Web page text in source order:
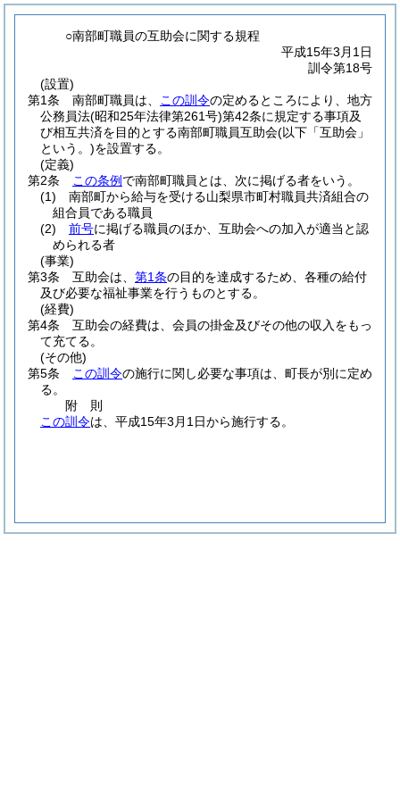
○南部町職員の互助会に関する規程
平成15年3月1日
訓令第18号
(設置)
第1条
南部町職員は、 この訓令の定めるところにより、地方
公務員法(昭和25年法律第261号)第42条に規定する事項及
び相互共済を目的とする南部町職員互助会(以下「互助会」
という。)を設置する。
(定義)
第2条
この条例 で南部町職員とは、次に掲げる者をいう。
(1)
南部町から給与を受ける山梨県市町村職員共済組合の
組合員である職員
(2)
前号に掲げる職員のほか、互助会への加入が適当と認
められる者
(事業)
第3条
互助会は、 第1条の目的を達成するため、各種の給付
及び必要な福祉事業を行うものとする。
(経費)
第4条
互助会の経費は、会員の掛金及びその他の収入をもっ
て充てる。
(その他)
第5条
この訓令の施行に関し必要な事項は、町長が別に定め
る。
附 則
この訓令は、平成15年3月1日から施行する。